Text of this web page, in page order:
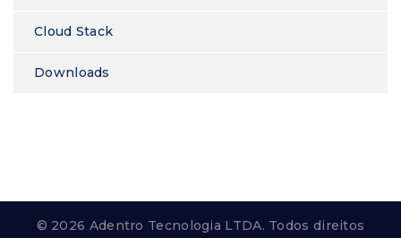
Cloud Stack
Downloads
© 2026 Adentro Tecnologia LTDA. Todos direitos